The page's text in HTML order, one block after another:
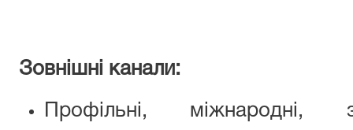
Зовнішні канали:
Профільні, міжнародні,